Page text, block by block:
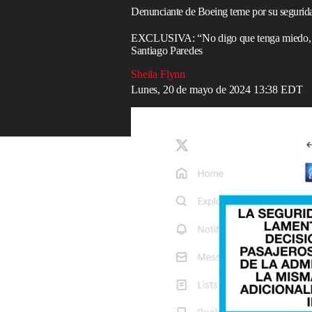
Denunciante de Boeing teme por su
EXCLUSIVA: “No digo que tenga miedo,
Santiago Paredes
Sheila Flynn
Lunes, 20 de mayo de 2024 13:38 EDT
Read in English
El último denunciante de Spirit
, pero admitió que sigue al
Santiago Paredes, de 40 años, habló en
celebración de la vida de su antiguo
Dean, quien falleció el 30 de abril a los
falleció semanas después de que otro
Cuando se le preguntó por los rumores